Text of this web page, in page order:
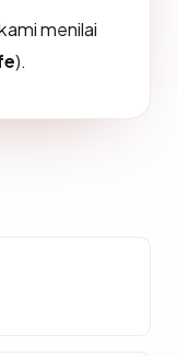
menilai
).